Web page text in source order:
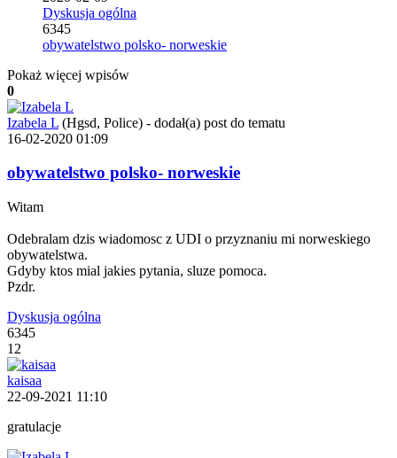
Dyskusja ogólna
6345
obywatelstwo polsko- norweskie
Pokaż więcej wpisów
0
Izabela L (Hgsd, Police) - dodał(a) post do tematu
16-02-2020 01:09
obywatelstwo polsko- norweskie
Witam
Odebralam dzis wiadomosc z UDI o przyznaniu mi norweskiego
obywatelstwa.
Gdyby ktos mial jakies pytania, sluze pomoca.
Pzdr.
Dyskusja ogólna
6345
12
kaisaa
22-09-2021 11:10
gratulacje